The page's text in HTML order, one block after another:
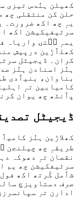
کھیلن ہنٛدس تیزی
حلن کن منتقلی چھ
یہٕ چھ اکھ ضرورت۔
سرٹیفیکیشن اکھ
یمہٕ سۭتۍ واریاہ
کھلٲڑین درپیش
کران۔ ڈیجیٹل
ہنٛز اسنادن ہنٛز
بناوان، بنیٲدی
کامیابین تہٕ
پٲنٹھ چھ یوان
ڈیجیٹل
کھلاڑین ہنٛز
طریقہٕ چھ چیلنجن
نقصان تہٕ دھوکہ
سرٹیفکیشن چھ یم
شٲمل کٔرتھ اکھ
صرف دستاویزچ
ادارن تہٕ